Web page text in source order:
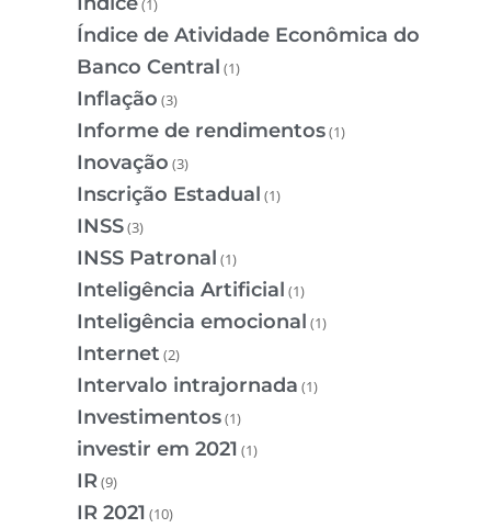
(1)
Índice de Atividade Econômica do
Banco Central (1)
Inflação (3)
Informe de rendimentos(1)
Inovação (3)
Inscrição Estadual (1)
INSS(3)
INSS Patronal (1)
Inteligência Artificial (1)
Inteligência emocional (1)
Internet (2)
Intervalo intrajornada (1)
Investimentos(1)
investir em 2021 (1)
IR(9)
IR 2021 (10)